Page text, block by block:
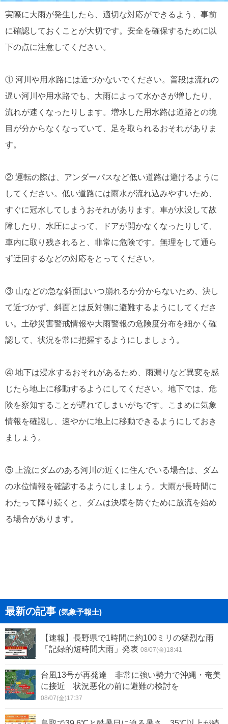
実際に大雨が発生したら、適切な対応ができるよう、事前
に確認しておくことが大切です。安全を確保するために以
下の点に注意してください。
① 河川や用水路には近づかないでください。普段は流れの
遅い河川や用水路でも、大雨によって水かさが増したり、
流れが速くなったりします。増水した用水路は道路との境
目が分からなくなっていて、足を取られるおそれがありま
す。
② 運転の際は、アンダーパスなど低い道路は避けるように
してください。低い道路には雨水が流れ込みやすいため、
すぐに冠水してしまうおそれがあります。車が水没して故
障したり、水圧によって、ドアが開かなくなったりして、
車内に取り残されると、非常に危険です。無理をして通ら
ず迂回するなどの対応をとってください。
③ 山などの急な斜面はいつ崩れるか分からないため、決し
て近づかず、斜面とは反対側に避難するようにしてくださ
い。土砂災害警戒情報や大雨警報の危険度分布を細かく確
認して、状況を常に把握するようにしましょう。
④ 地下は浸水するおそれがあるため、雨漏りなど異変を感
じたら地上に移動するようにしてください。地下では、危
険を察知することが遅れてしまいがちです。こまめに気象
情報を確認し、速やかに地上に移動できるようにしておき
ましょう。
⑤ 上流にダムのある河川の近くに住んでいる場合は、ダム
の水位情報を確認するようにしましょう。大雨が長時間に
わたって降り続くと、ダムは決壊を防ぐために放流を始め
る場合があります。
最新の記事 (気象予報士)
【速報】長野県で1時間に約100ミリの猛烈な雨
「記録的短時間大雨」発表 08/07(金)18:41
台風13号が再発達 非常に強い勢力で沖縄・奄美
に接近 状況悪化の前に避難の検討を
08/07(金)17:37